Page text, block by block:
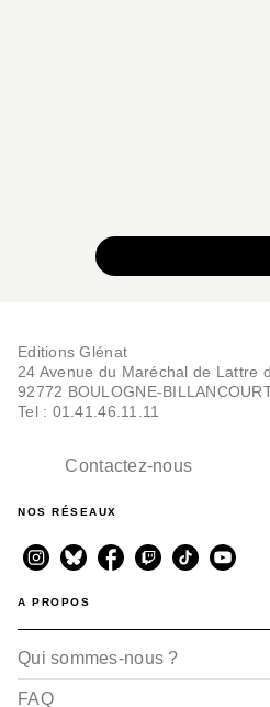
Editions Glénat
24 Avenue du Maréchal de Lattre
92772 BOULOGNE-
Tel : 01.41.46.11.11
Contactez-nous
NOS RÉSEAUX
A PROPOS
Qui sommes-nous ?
FAQ